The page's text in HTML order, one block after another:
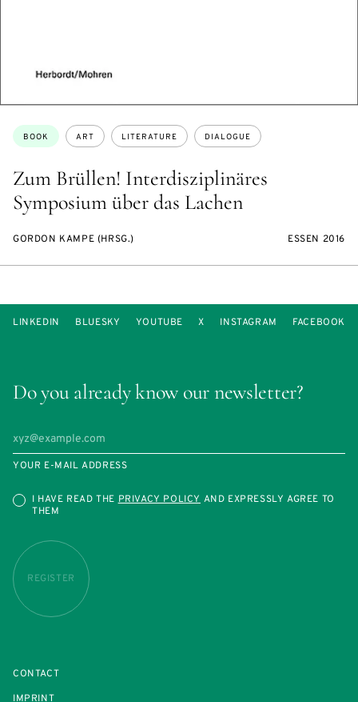
Zum Brüllen! Interdisziplinäres
Symposium über das Lachen
Topics:
BOOK ART LITERATURE DIALOGUE
GORDON KAMPE (HRSG.) ESSEN 2016
Do you already know our newsletter?
YOUR E-MAIL ADDRESS
I HAVE READ THEPRIVACY POLICY AND EXPRESSLY AGREE TO
THEM
REGISTER
LINKEDIN BLUESKY YOUTUBE X INSTAGRAM FACEBOOK
CONTACT
IMPRINT